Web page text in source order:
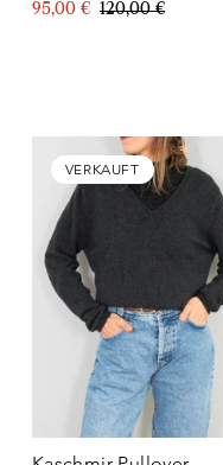
95,00 € 120,00 €
VERKAUFT